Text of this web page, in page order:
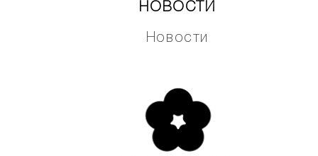
НОВОСТИ
Новости